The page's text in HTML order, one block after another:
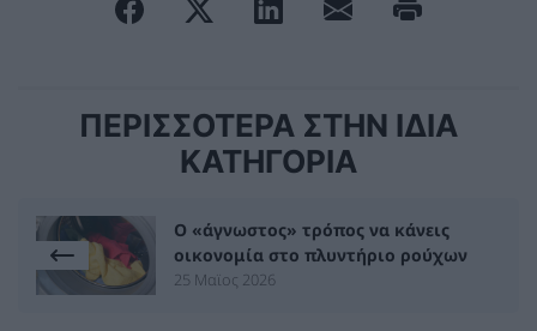
ΠΕΡΙΣΣΟΤΕΡΑ ΣΤΗΝ ΙΔΙΑ
ΚΑΤΗΓΟΡΙΑ
Ο «άγνωστος» τρόπος να κάνεις
οικονομία στο πλυντήριο ρούχων
25 Μαϊος 2026